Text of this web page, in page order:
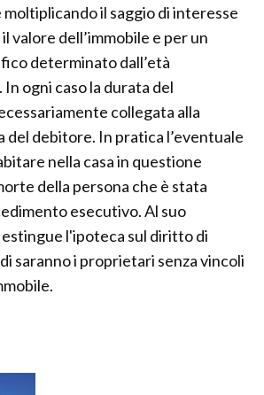
il saggio di interesse
valore dell’immobile e per un
determinato dall’età
ogni caso la durata del
collegata alla
del debitore. In pratica l’eventuale
nella casa in questione
della persona che è stata
esecutivo. Al suo
l'ipoteca sul diritto di
saranno i proprietari senza vincoli